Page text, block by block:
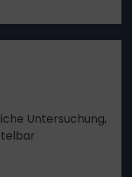
nach
– keine
eines
Untersuchung,